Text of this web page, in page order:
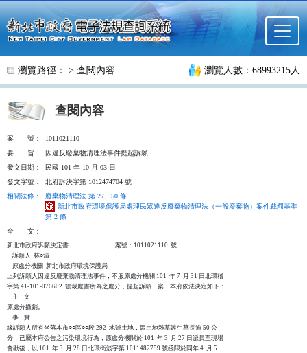
跳至主要內容
瀏覽路徑： > 查閱內容 瀏覽人數：68993215人
查閱內容
案 號：
1011021110
要
旨：
因違反廢棄物清理法事件提起訴願
發文日期：
民國 101 年 10 月 03 日
發文字號：
北府訴決字第 1012474704 號
相關法條 ：
廢棄物清理法 第 27、50 條
新北市政府環境保護局處理民眾違反廢棄物清理法（一般廢棄物）案件裁罰基準
第 2 條
全
文：
新北市政府訴願決定書                                  案號：1011021110  號
    訴願人  林○清
    原處分機關  新北市政府環境保護局
上列訴願人因違反廢棄物清理法事件，不服原處分機關 101  年 7  月 31 日北環稽
字第 41-101-076602  號裁處書所為之處分，提起訴願一案，本府依法決定如下：
    主    文
原處分撤銷。
    事    實
緣訴願人所有坐落本市○○區○○段 292  地號土地，因土地雜草叢生草長逾 50 公
分，已屬本府公告之污染環境行為，原處分機關於 101  年 3  月 27 日派員至現場
會勘後，以 101  年 3  月 28 日北環衛淡字第 1011482759 號函限於同年 4  月 5